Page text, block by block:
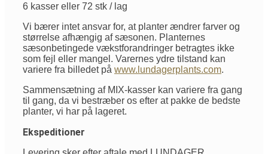
6 kasser eller 72 stk / lag
Vi bærer intet ansvar for, at planter ændrer farver og
størrelse afhængig af sæsonen. Planternes
sæsonbetingede vækstforandringer betragtes ikke
som fejl eller mangel. Varernes ydre tilstand kan
variere fra billedet på www.lundagerplants.com.
Sammensætning af MIX-kasser kan variere fra gang
til gang, da vi bestræber os efter at pakke de bedste
planter, vi har på lageret.
Ekspeditioner